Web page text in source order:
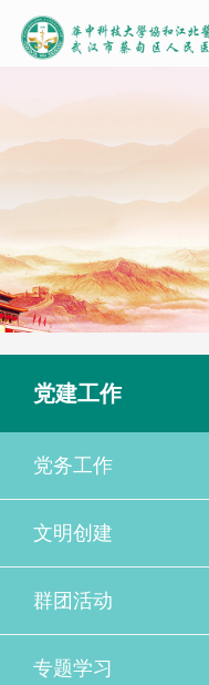
党建工作
党务工作
文明创建
群团活动
专题学习